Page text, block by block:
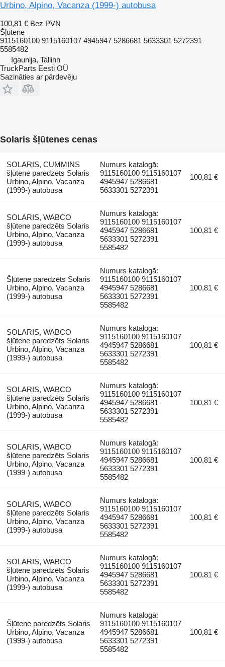
Urbino, Alpino, Vacanza (1999-) autobusa
100,81 € Bez PVN
Šļūtene
9115160100 9115160107 4945947 5286681 5633301 5272391
5585482
Igaunija, Tallinn
TruckParts Eesti OÜ
Sazināties ar pārdevēju
Solaris šļūtenes cenas
SOLARIS, CUMMINS
šļūtene paredzēts Solaris
Urbino, Alpino, Vacanza
(1999-) autobusa
Numurs katalogā:
9115160100 9115160107
4945947 5286681
5633301 5272391
100,81 €
SOLARIS, WABCO
šļūtene paredzēts Solaris
Urbino, Alpino, Vacanza
(1999-) autobusa
Numurs katalogā:
9115160100 9115160107
4945947 5286681
5633301 5272391
5585482
100,81 €
Šļūtene paredzēts Solaris
Urbino, Alpino, Vacanza
(1999-) autobusa
Numurs katalogā:
9115160100 9115160107
4945947 5286681
5633301 5272391
5585482
100,81 €
SOLARIS, WABCO
šļūtene paredzēts Solaris
Urbino, Alpino, Vacanza
(1999-) autobusa
Numurs katalogā:
9115160100 9115160107
4945947 5286681
5633301 5272391
5585482
100,81 €
SOLARIS, WABCO
šļūtene paredzēts Solaris
Urbino, Alpino, Vacanza
(1999-) autobusa
Numurs katalogā:
9115160100 9115160107
4945947 5286681
5633301 5272391
5585482
100,81 €
SOLARIS, WABCO
šļūtene paredzēts Solaris
Urbino, Alpino, Vacanza
(1999-) autobusa
Numurs katalogā:
9115160100 9115160107
4945947 5286681
5633301 5272391
5585482
100,81 €
SOLARIS, WABCO
šļūtene paredzēts Solaris
Urbino, Alpino, Vacanza
(1999-) autobusa
Numurs katalogā:
9115160100 9115160107
4945947 5286681
5633301 5272391
5585482
100,81 €
SOLARIS, WABCO
šļūtene paredzēts Solaris
Urbino, Alpino, Vacanza
(1999-) autobusa
Numurs katalogā:
9115160100 9115160107
4945947 5286681
5633301 5272391
5585482
100,81 €
Šļūtene paredzēts Solaris
Urbino, Alpino, Vacanza
(1999-) autobusa
Numurs katalogā:
9115160100 9115160107
4945947 5286681
5633301 5272391
5585482
100,81 €